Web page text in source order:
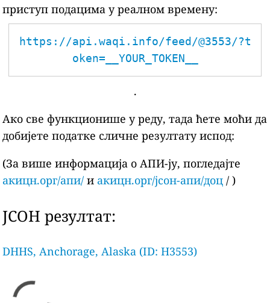
приступ подацима у реалном времену:
https://api.waqi.info/feed/@3553/?t
oken=__YOUR_TOKEN__
.
Ако све функционише у реду, тада ћете моћи да
добијете податке сличне резултату испод:
(За више информација о АПИ-ју, погледајте
акицн.орг/апи/ и акицн.орг/јсон-апи/доц / )
ЈСОН резултат:
DHHS, Anchorage, Alaska (ID: H3553)